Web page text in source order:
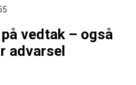
vedtak – også
advarsel